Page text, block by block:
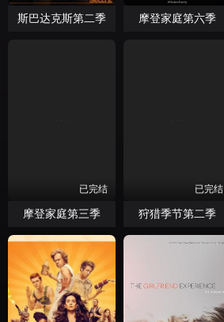
斯巴达克斯第二季 摩登家庭第六季
已完结
摩登家庭第三季
已完结
狩猎季节第二季